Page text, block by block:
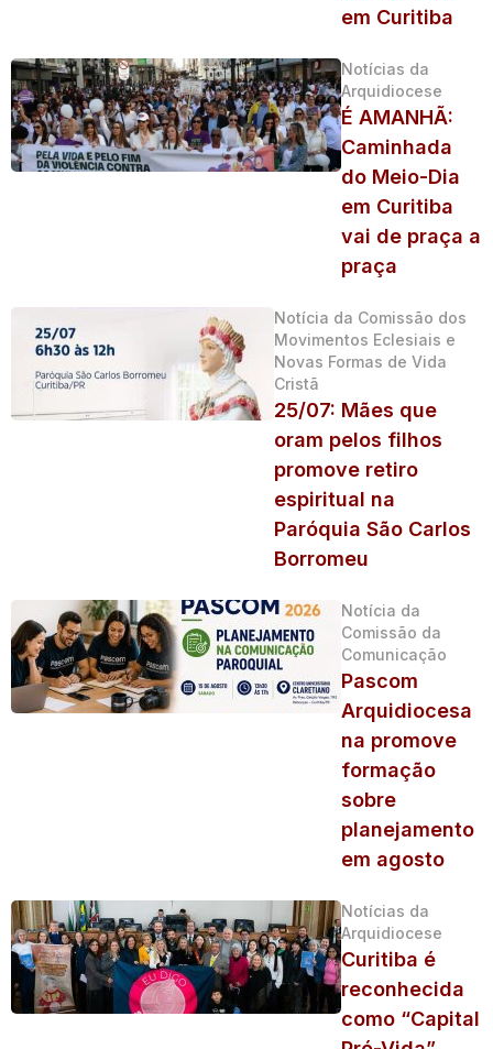
em Curitiba
Notícias da
Arquidiocese
É AMANHÃ:
Caminhada
do Meio-Dia
em Curitiba
vai de praça a
praça
Notícia da Comissão dos
Movimentos Eclesiais e
Novas Formas de Vida
Cristã
25/07: Mães que
oram pelos filhos
promove retiro
espiritual na
Paróquia São Carlos
Borromeu
Notícia da
Comissão da
Comunicação
Pascom
Arquidiocesa
na promove
formação
sobre
planejamento
em agosto
Notícias da
Arquidiocese
Curitiba é
reconhecida
como “Capital